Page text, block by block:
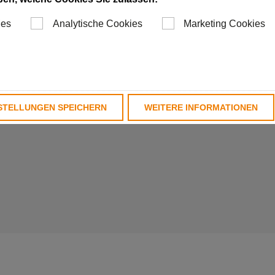
Analytische Cookies Marketing Cookies
SPEICHERN WEITERE INFORMATIONEN
erhältlich.
über
die Schneide,